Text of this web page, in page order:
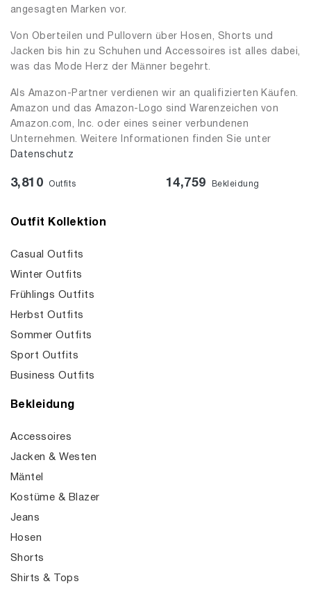
angesagten Marken vor.
Von Oberteilen und Pullovern über Hosen, Shorts und
Jacken bis hin zu Schuhen und Accessoires ist alles dabei,
was das Mode Herz der Männer begehrt.
Als Amazon-Partner verdienen wir an qualifizierten Käufen.
Amazon und das Amazon-Logo sind Warenzeichen von
Amazon.com, Inc. oder eines seiner verbundenen
Unternehmen. Weitere Informationen finden Sie unter
Datenschutz
3,810 Outfits 14,759 Bekleidung
Outfit Kollektion
Casual Outfits
Winter Outfits
Frühlings Outfits
Herbst Outfits
Sommer Outfits
Sport Outfits
Business Outfits
Bekleidung
Accessoires
Jacken & Westen
Mäntel
Kostüme & Blazer
Jeans
Hosen
Shorts
Shirts & Tops